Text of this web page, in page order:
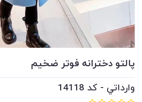
پالتو دخترانه فوتر ضخيم
وارداتي - کد 14118